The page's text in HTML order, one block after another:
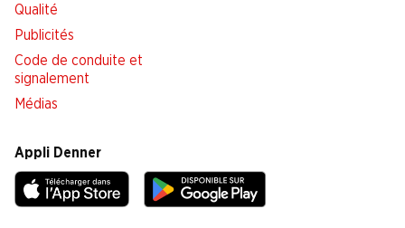
Qualité
Publicités
Code de conduite et
signalement
Médias
Appli Denner